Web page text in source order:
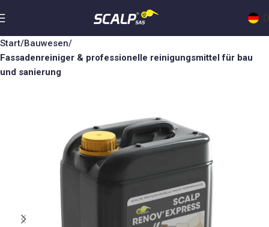
Start Bauwesen
Fassadenreiniger & professionelle reinigungsmittel für bau
und sanierung